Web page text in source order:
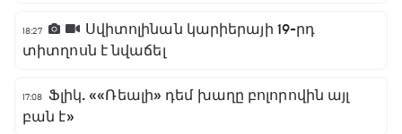
18:27
Սվիտոլինան կարիերայի 19-րդ
տիտղոսն է նվաճել
17:08
Ֆլիկ. ««Ռեալի» դեմ խաղը բոլորովին այլ
բան է»